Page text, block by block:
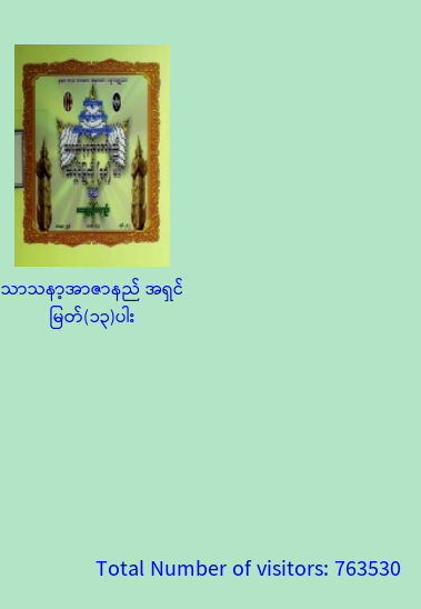
သာသနာ့အာဇာနည် အရှင်
မြတ်(၁၃)ပါး
Total Number of visitors: 763530